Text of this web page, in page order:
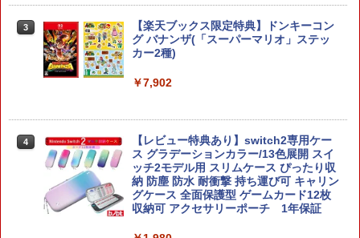
3
【楽天ブックス限定特典】ドンキーコン
グ バナンザ(「スーパーマリオ」ステッ
カー2種)
￥7,902
4
【レビュー特典あり】switch2専用ケー
ス グラデーションカラー/13色展開 スイ
ッチ2モデル用 スリムケース ぴったり収
納 防塵 防水 耐衝撃 持ち運び可 キャリン
グケース 全面保護型 ゲームカード12枚
収納可 アクセサリーポーチ 1年保証